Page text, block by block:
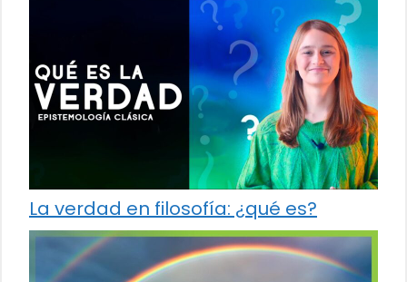
La verdad en filosofía: ¿qué es?